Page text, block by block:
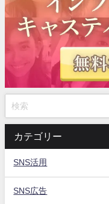
カテゴリー
SNS活用
SNS広告